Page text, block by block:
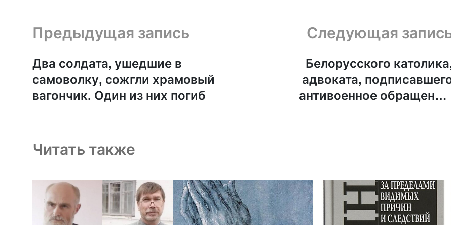
Предыдущая запись и следующая запись
Предыдущая запись
Два солдата, ушедшие в
самоволку, сожгли храмовый
вагончик. Один из них погиб
Следующая
Белорусского
адвоката,
антивоенное обращение,
Читать также